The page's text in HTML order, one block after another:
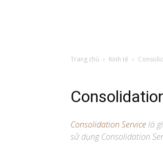
Trang chủ Kinh tế
Consolidation Servicelà
sử dụng Consolidation